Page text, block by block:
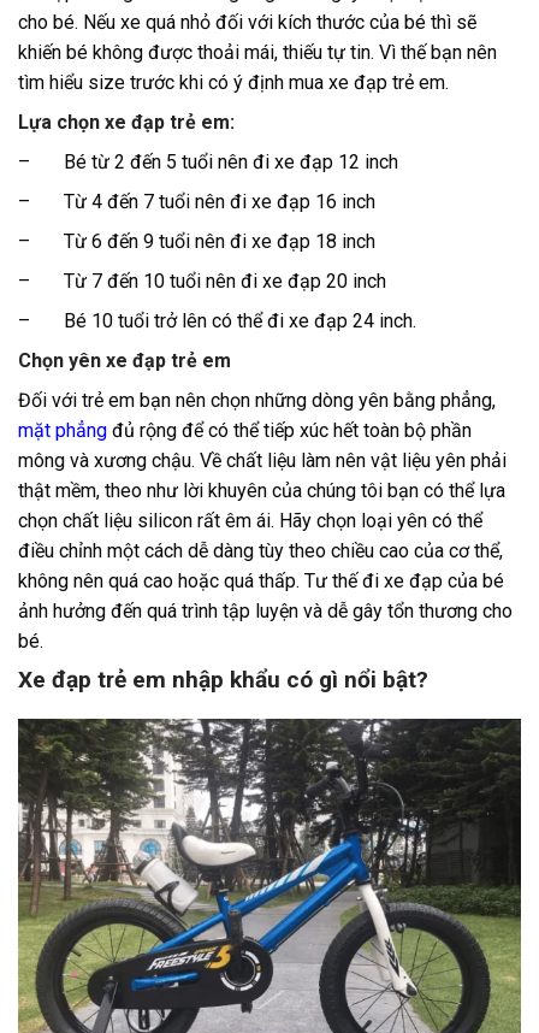
cho bé. Nếu xe quá nhỏ đối với kích thước của bé thì sẽ
khiến bé không được thoải mái, thiếu tự tin. Vì thế bạn nên
tìm hiểu size trước khi có ý định mua xe đạp trẻ em.
Lựa chọn xe đạp trẻ em:
– Bé từ 2 đến 5 tuổi nên đi xe đạp 12 inch
– Từ 4 đến 7 tuổi nên đi xe đạp 16 inch
– Từ 6 đến 9 tuổi nên đi xe đạp 18 inch
– Từ 7 đến 10 tuổi nên đi xe đạp 20 inch
– Bé 10 tuổi trở lên có thể đi xe đạp 24 inch.
Chọn yên xe đạp trẻ em
Đối với trẻ em bạn nên chọn những dòng yên bằng phẳng,
mặt phẳng đủ rộng để có thể tiếp xúc hết toàn bộ phần
mông và xương chậu. Về chất liệu làm nên vật liệu yên phải
thật mềm, theo như lời khuyên của chúng tôi bạn có thể lựa
chọn chất liệu silicon rất êm ái. Hãy chọn loại yên có thể
điều chỉnh một cách dễ dàng tùy theo chiều cao của cơ thể,
không nên quá cao hoặc quá thấp. Tư thế đi xe đạp của bé
ảnh hưởng đến quá trình tập luyện và dễ gây tổn thương cho
bé.
Xe đạp trẻ em nhập khẩu có gì nổi bật?